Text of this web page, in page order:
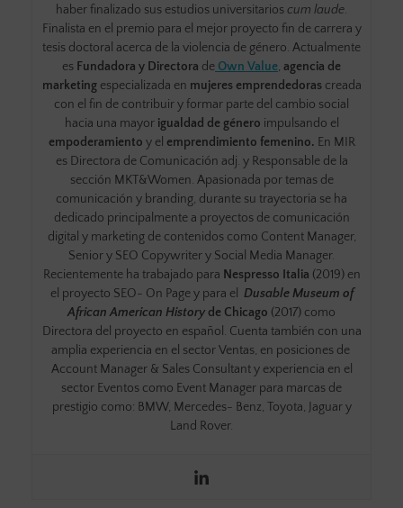
haber finalizado sus estudios universitarioscum laude.
Finalista en el premio para el mejor proyecto fin de carrera y
tesis doctoral acerca de la violencia de género. Actualmente
es Fundadora y Directora de Own Value, agencia de
marketingespecializada en mujeres emprendedoras creada
con el fin de contribuir y formar parte del cambio social
hacia una mayorigualdad de género impulsando el
empoderamiento y el emprendimiento femenino. En MIR
es Directora de Comunicación adj. y Responsable de la
sección MKT&Women. Apasionada por temas de
comunicación y branding, durante su trayectoria se ha
dedicado principalmente a proyectos de comunicación
digital y marketing de contenidos como Content Manager,
Senior y SEO Copywriter y Social Media Manager.
Recientemente ha trabajado para Nespresso Italia (2019) en
el proyecto SEO- On Page y para el Dusable Museum of
African American History de Chicago (2017) como
Directora del proyecto en español. Cuenta también con una
amplia experiencia en el sector Ventas, en posiciones de
Account Manager & Sales Consultant y experiencia en el
sector Eventos como Event Manager para marcas de
prestigio como: BMW, Mercedes- Benz, Toyota, Jaguar y
Land Rover.